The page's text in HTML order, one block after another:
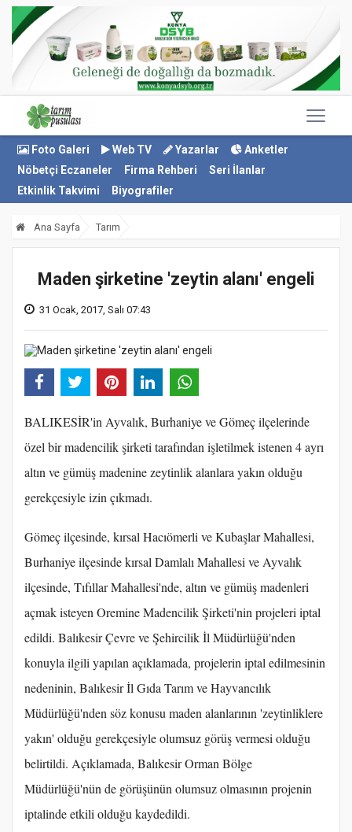
Foto Galeri Web TV Yazarlar
Anketler
Nöbetçi Eczaneler
Firma Rehberi
Seri İlanlar
Etkinlik Takvimi
Biyografiler
Ana Sayfa Tarım
Maden şirketine 'zeytin alanı' engeli
31 Ocak, 2017, Salı 07:43
BALIKESİR'in Ayvalık, Burhaniye ve Gömeç ilçelerinde
özel bir madencilik şirketi tarafından işletilmek istenen 4 ayrı
altın ve gümüş madenine zeytinlik alanlara yakın olduğu
gerekçesiyle izin çıkmadı.
Gömeç ilçesinde, kırsal Hacıömerli ve Kubaşlar Mahallesi,
Burhaniye ilçesinde kırsal Damlalı Mahallesi ve Ayvalık
ilçesinde, Tıfıllar Mahallesi'nde, altın ve gümüş madenleri
açmak isteyen Oremine Madencilik Şirketi'nin projeleri iptal
edildi. Balıkesir Çevre ve Şehircilik İl Müdürlüğü'nden
konuyla ilgili yapılan açıklamada, projelerin iptal edilmesinin
nedeninin, Balıkesir İl Gıda Tarım ve Hayvancılık
Müdürlüğü'nden söz konusu maden alanlarının 'zeytinliklere
yakın' olduğu gerekçesiyle olumsuz görüş vermesi olduğu
belirtildi. Açıklamada, Balıkesir Orman Bölge
Müdürlüğü'nün de görüşünün olumsuz olmasının projenin
iptalinde etkili olduğu kaydedildi.